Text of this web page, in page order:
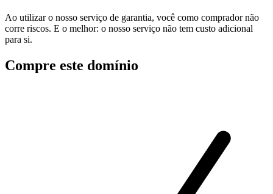
Ao utilizar o nosso serviço de garantia, você como comprador não
corre riscos. E o melhor: o nosso serviço não tem custo adicional
para si.
Compre este domínio